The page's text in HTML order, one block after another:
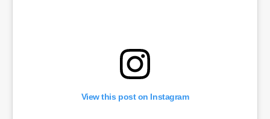
View this post on Instagram